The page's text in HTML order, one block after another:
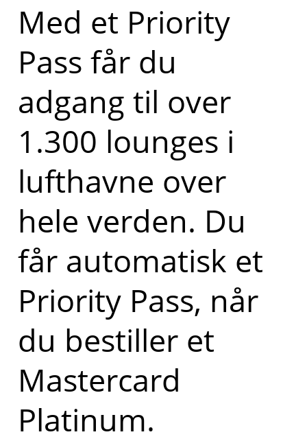
Med et Priority
Pass får du
adgang til over
1.300 lounges i
lufthavne over
hele verden. Du
får automatisk et
Priority Pass, når
du bestiller et
Mastercard
Platinum.